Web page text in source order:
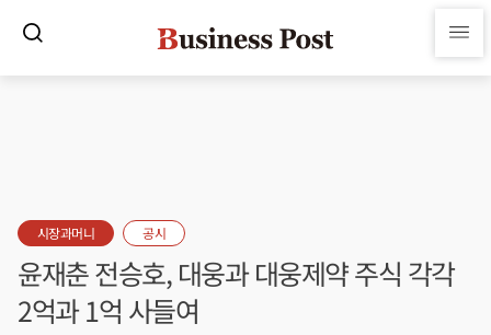
시장과머니 공시
윤재춘 전승호, 대웅과 대웅제약 주식 각각
2억과 1억 사들여